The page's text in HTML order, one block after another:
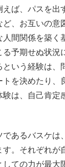
ば、パスを出
、お互いの意
間関係を築く
予期せぬ状況
という経験は、
を決めたり、
験は、自己肯定
であるバスケは
。それぞれが
ての力が最大